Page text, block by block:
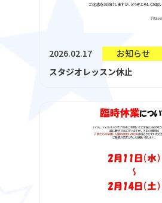
2026.02.17 お知らせ
スタジオレッスン休止